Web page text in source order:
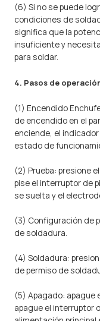
(6) Si no se puede
condiciones de
significa que la
insuficiente y
para soldar.
4. Pasos de
(1) Encendido
de encendido en el
enciende, el
estado de
(2) Prueba: presione
pise el interruptor de
se suelta y el
(3) Configuración de
de soldadura.
(4) Soldadura:
de permiso de
(5) Apagado: apague
apague el interruptor